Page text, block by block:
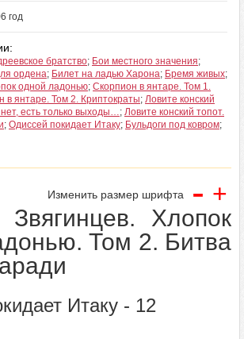
год
братство; Бои местного значения;
ордена; Билет на ладью Харона; Бремя живых;
одной ладонью; Скорпион в янтаре. Том 1.
в янтаре. Том 2. Криптократы; Ловите конский
есть только выходы…; Ловите конский топот.
; Одиссей покидает Итаку; Бульдоги под ковром;
Изменить размер шрифта - +
Звягинцев. Хлопок
Том 2. Битва
Итаку - 12